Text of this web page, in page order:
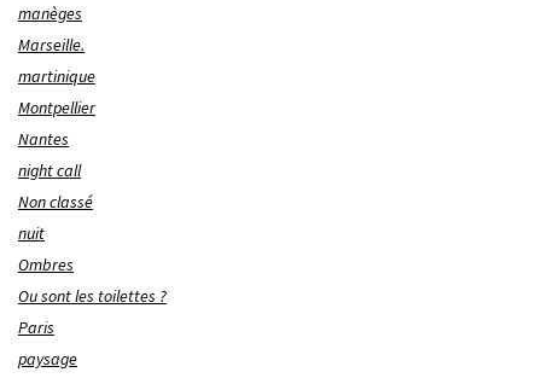
manèges
Marseille.
martinique
Montpellier
Nantes
night call
Non classé
nuit
Ombres
Ou sont les toilettes ?
Paris
paysage